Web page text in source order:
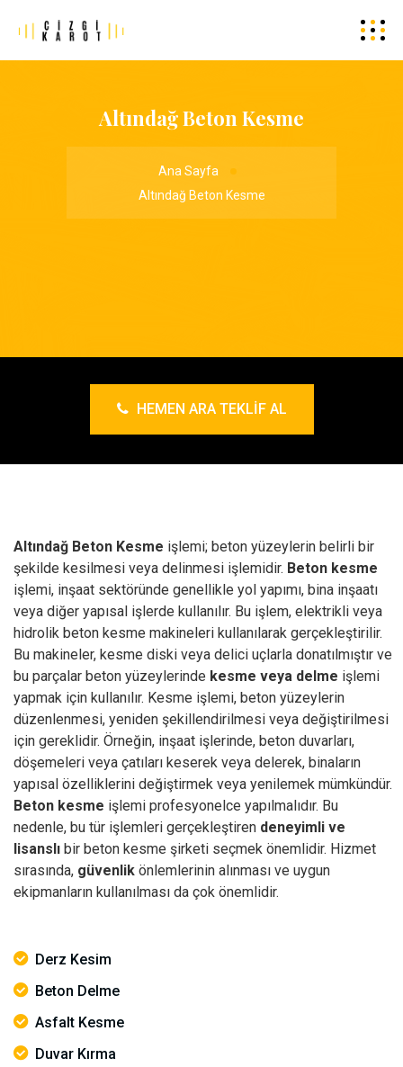
Altındağ Beton Kesme
Ana Sayfa
Altındağ Beton Kesme
HEMEN ARA TEKLIF AL
Altındağ Beton Kesme işlemi; beton yüzeylerin belirli bir
şekilde kesilmesi veya delinmesi işlemidir. Beton kesme
işlemi, inşaat sektöründe genellikle yol yapımı, bina inşaatı
veya diğer yapısal işlerde kullanılır. Bu işlem, elektrikli veya
hidrolik beton kesme makineleri kullanılarak gerçekleştirilir.
Bu makineler, kesme diski veya delici uçlarla donatılmıştır ve
bu parçalar beton yüzeylerinde kesme veya delme işlemi
yapmak için kullanılır. Kesme işlemi, beton yüzeylerin
düzenlenmesi, yeniden şekillendirilmesi veya değiştirilmesi
için gereklidir. Örneğin, inşaat işlerinde, beton duvarları,
döşemeleri veya çatıları keserek veya delerek, binaların
yapısal özelliklerini değiştirmek veya yenilemek mümkündür.
Beton kesme işlemi profesyonelce yapılmalıdır. Bu
nedenle, bu tür işlemleri gerçekleştiren deneyimli ve
lisanslı bir beton kesme şirketi seçmek önemlidir. Hizmet
sırasında, güvenlik önlemlerinin alınması ve uygun
ekipmanların kullanılması da çok önemlidir.
Derz Kesim
Beton Delme
Asfalt Kesme
Duvar Kırma